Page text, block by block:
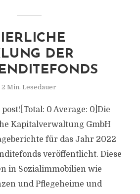
DER
2 Min. Lesedauer
0 Average: 0]Die
Kapitalverwaltung GmbH
für das Jahr 2022
veröffentlicht. Diese
in Sozialimmobilien wie
und Pflegeheime und